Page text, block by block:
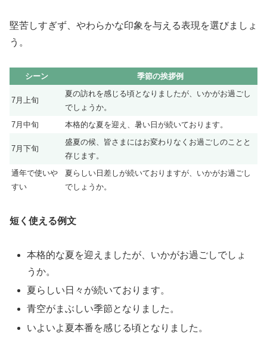
堅苦しすぎず、やわらかな印象を与える表現を選びましょ
う。
シーン 季節の挨拶例
7月上旬
夏の訪れを感じる頃となりましたが、いかがお過ごし
でしょうか。
7月中旬
本格的な夏を迎え、暑い日が続いております。
7月下旬
盛夏の候、皆さまにはお変わりなくお過ごしのことと
存じます。
通年で使いや
すい
夏らしい日差しが続いておりますが、いかがお過ごし
でしょうか。
短く使える例文
本格的な夏を迎えましたが、いかがお過ごしでしょ
うか。
夏らしい日々が続いております。
青空がまぶしい季節となりました。
いよいよ夏本番を感じる頃となりました。